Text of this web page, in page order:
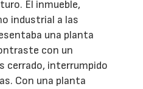
El inmueble,
industrial a las
una planta
con un
cerrado, interrumpido
Con una planta